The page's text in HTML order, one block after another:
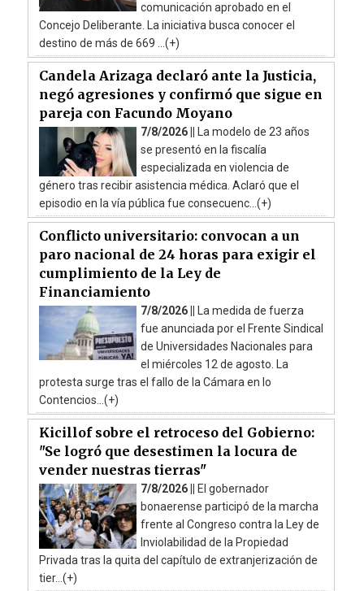
comunicación aprobado en el
Concejo Deliberante. La iniciativa busca conocer el
destino de más de 669 ...(+)
Candela Arizaga declaró ante la Justicia,
negó agresiones y confirmó que sigue en
pareja con Facundo Moyano
7/8/2026 ||
La modelo de 23 años
se presentó en la fiscalía
especializada en violencia de
género tras recibir asistencia médica. Aclaró que el
episodio en la vía pública fue consecuenc...(+)
Conflicto universitario: convocan a un
paro nacional de 24 horas para exigir el
cumplimiento de la Ley de
Financiamiento
7/8/2026 ||
La medida de fuerza
fue anunciada por el Frente Sindical
de Universidades Nacionales para
el miércoles 12 de agosto. La
protesta surge tras el fallo de la Cámara en lo
Contencios...(+)
Kicillof sobre el retroceso del Gobierno:
"Se logró que desestimen la locura de
vender nuestras tierras"
7/8/2026 ||
El gobernador
bonaerense participó de la marcha
frente al Congreso contra la Ley de
Inviolabilidad de la Propiedad
Privada tras la quita del capítulo de extranjerización de
tier...(+)